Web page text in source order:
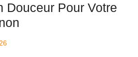
Douceur Pour Votre